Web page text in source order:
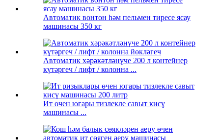
Автоматик вонтон һәм пельмен тиресе ясау
машинасы 350 кг
Автоматик хәрәкәтләнүче 200 л контейнер
күтәргеч / лифт / колонна ...
Ит өчен югары тизлекле савыт кисү
машинасы ...